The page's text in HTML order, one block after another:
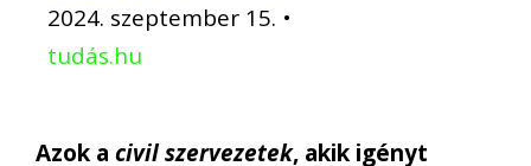
2024. szeptember 15. •
tudás.hu
Azok a civil szervezetek, akik igényt